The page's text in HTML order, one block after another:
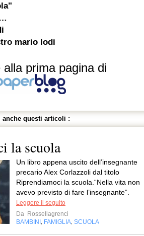
mario lodi
alla prima pagina di
questi articoli :
la scuola
Un libro appena uscito dell’insegnante
precario Alex Corlazzoli dal titolo
Riprendiamoci la scuola.“Nella vita non
avevo previsto di fare l’insegnante”.
Leggere il seguito
Da Rossellagrenci
BAMBINI FAMIGLIA SCUOLA